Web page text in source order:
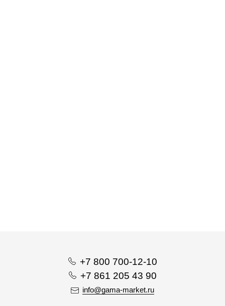
+7 800 700-12-10
+7 861 205 43 90
info@gama-market.ru